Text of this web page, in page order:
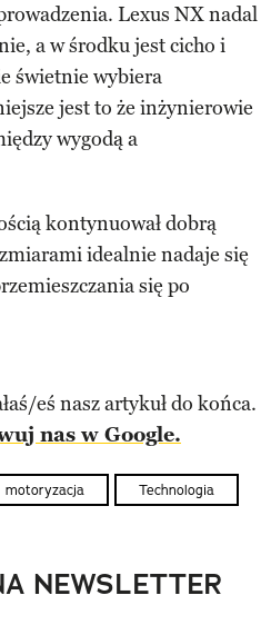
Lexus NX nadal
a w środku jest cicho i
świetnie wybiera
jest to że inżynierowie
wygodą a
kontynuował dobrą
idealnie nadaje się
się po
eś nasz artykuł do końca.
nas w Google.
motoryzacja Technologia
NEWSLETTER